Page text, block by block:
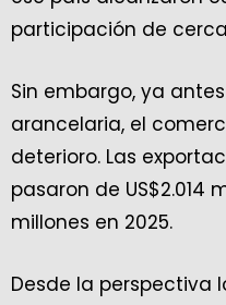
participación de
Sin embargo, ya
arancelaria, el
deterioro. Las
pasaron de US$2.014
millones en 2025.
Desde la perspectiva